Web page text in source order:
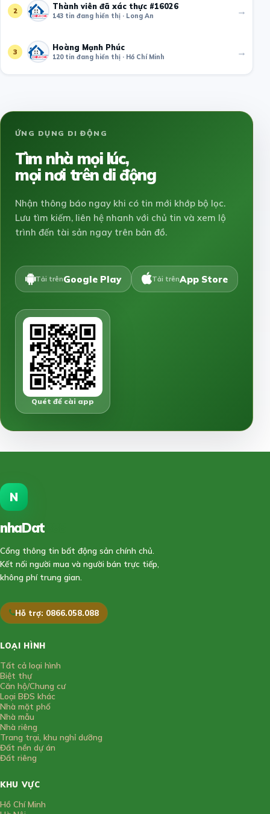
2 Thành viên đã xác thực #16026
143 tin đang hiển thị · Long An →
3 Hoàng Mạnh Phúc
120 tin đang hiển thị · Hồ Chí Minh →
ỨNG DỤNG DI ĐỘNG
Tìm nhà mọi lúc,
mọi nơi trên di động
Nhận thông báo ngay khi có tin mới khớp bộ lọc.
Lưu tìm kiếm, liên hệ nhanh với chủ tin và xem lộ
trình đến tài sản ngay trên bản đồ.
Tải trênGoogle Play Tải trênApp Store
Quét để cài app
N
nhaDat
Cổng thông tin bất động sản chính chủ.
Kết nối người mua và người bán trực tiếp,
không phí trung gian.
Hỗ trợ: 0866.058.088
LOẠI HÌNH
Tất cả loại hình
Biệt thự
Căn hộ/Chung cư
Loại BĐS khác
Nhà mặt phố
Nhà mẫu
Nhà riêng
Trang trại, khu nghỉ dưỡng
Đất nền dự án
Đất riêng
KHU VỰC
Hồ Chí Minh